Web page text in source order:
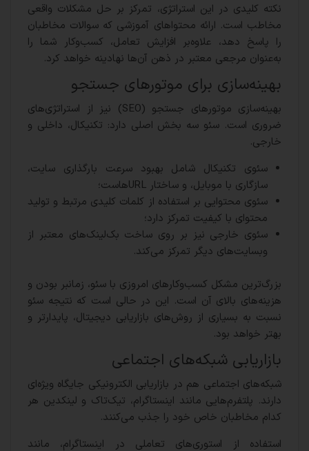
نکته کلیدی در این استراتژی، تمرکز بر حل مشکلات واقعی
مخاطب است. ارائه محتواهای آموزشی که سوالات مخاطبان
را پاسخ دهد، علاوه‌بر افزایش تعامل، کسب‌وکار شما را
به‌عنوان مرجعی معتبر در ذهن آن‌ها نهادینه خواهد کرد.
بهینه‌سازی برای موتورهای جستجو
بهینه‌سازی موتورهای جستجو (SEO) نیز از استراتژی‌های
ضروری است. سئو سه بخش اصلی دارد: تکنیکال، داخلی و
خارجی.
سئوی تکنیکال شامل بهبود سرعت بارگذاری سایت،
سازگاری با موبایل، و ساختار URLهاست؛
سئوی محتوایی بر استفاده از کلمات کلیدی مرتبط و تولید
محتوای با کیفیت تمرکز دارد؛
سئوی خارجی نیز بر روی ساخت بک‌لینک‌های معتبر از
وبسایت‌های دیگر تمرکز می‌کند.
بزرگ‌ترین مشکل کسب‌وکارهای امروزی با سئو، زمانبر بودن و
هزینه‌های بالای آن است. این در حالی‌ است که نتیجه سئو
نسبت به بسیاری از روش‌های بازاریابی دیجیتال، پایدارتر و
بهتر خواهد بود.
بازاریابی شبکه‌های اجتماعی
شبکه‌های اجتماعی هم در بازاریابی الکترونیکی جایگاه ویژه‌ای
دارند. پلتفرم‌هایی مانند اینستاگرام، تیک‌تاک و لینکدین هر
کدام مخاطبان خاص خود را جذب می‌کنند.
استفاده از استوری‌های تعاملی در اینستاگرام، مانند